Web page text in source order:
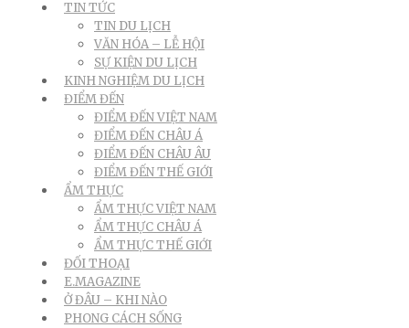
TIN TỨC
TIN DU LỊCH
VĂN HÓA – LỄ HỘI
SỰ KIỆN DU LỊCH
KINH NGHIỆM DU LỊCH
ĐIỂM ĐẾN
ĐIỂM ĐẾN VIỆT NAM
ĐIỂM ĐẾN CHÂU Á
ĐIỂM ĐẾN CHÂU ÂU
ĐIỂM ĐẾN THẾ GIỚI
ẨM THỰC
ẨM THỰC VIỆT NAM
ẨM THỰC CHÂU Á
ẨM THỰC THẾ GIỚI
ĐỐI THOẠI
E.MAGAZINE
Ở ĐÂU – KHI NÀO
PHONG CÁCH SỐNG